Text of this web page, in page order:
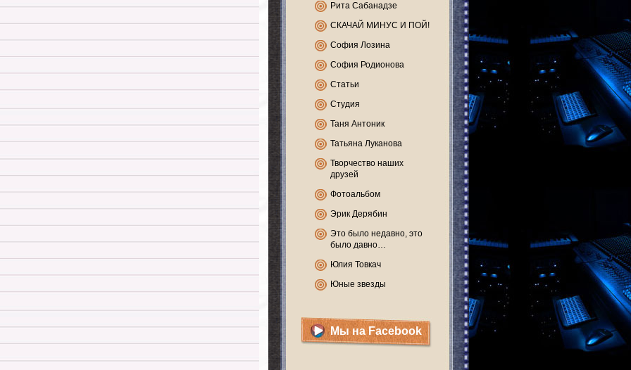
Рита Сабанадзе
СКАЧАЙ МИНУС И ПОЙ!
София Лозина
София Родионова
Статьи
Студия
Таня Антоник
Татьяна Луканова
Творчество наших
друзей
Фотоальбом
Эрик Дерябин
Это было недавно, это
было давно…
Юлия Товкач
Юные звезды
Мы на Facebook